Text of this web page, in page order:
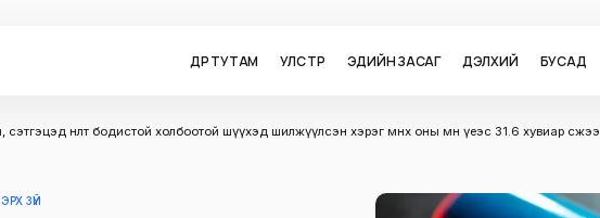
ӨДӨР ТУТАМ УЛС ТӨР ЭДИЙН ЗАСАГ ДЭЛХИЙ БУСАД
нөлөөт бодистой холбоотой шүүхэд шилжүүлсэн хэрэг өмнөх оны мөн үеэс 31.6 хувиар өсжээ
ЗҮЙ